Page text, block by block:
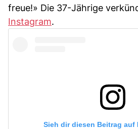
freue!» Die 37-Jährige
Instagram.
Sieh dir diesen Beitrag auf